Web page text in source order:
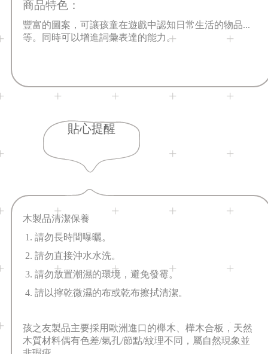
商品特色：
豐富的圖案 ， 可讓孩童在遊戲中認知日常生活的物品...
等。 同時可以增進詞彙表達的能力 。
貼心提醒
木製品清潔保養
1. 請勿長時間曝曬。
2. 請勿直接沖水水洗。
3. 請勿放置潮濕的環境，避免發霉。
4. 請以擰乾微濕的布或乾布擦拭清潔。
孩之友製品主要採用歐洲進口的櫸木、樺木合板，天然
木質材料偶有色差/氣孔/節點/紋理不同，屬自然現象並